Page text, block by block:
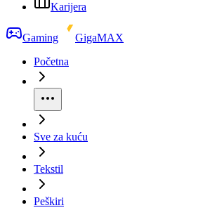
Karijera
Gaming
GigaMAX
Početna
Sve za kuću
Tekstil
Peškiri